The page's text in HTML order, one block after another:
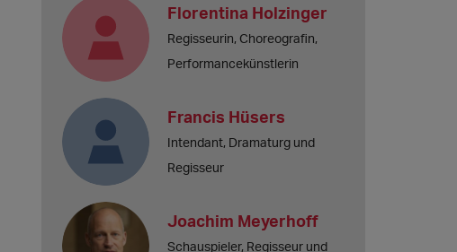
Florentina Holzinger
Regisseurin, Choreografin,
Performancekünstlerin
Francis Hüsers
Intendant, Dramaturg und
Regisseur
Joachim Meyerhoff
Schauspieler, Regisseur und